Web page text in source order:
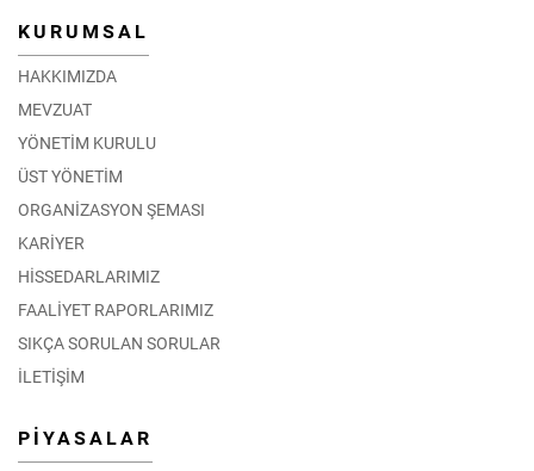
KURUMSAL
HAKKIMIZDA
MEVZUAT
YÖNETİM KURULU
ÜST YÖNETİM
ORGANİZASYON ŞEMASI
KARİYER
HİSSEDARLARIMIZ
FAALİYET RAPORLARIMIZ
SIKÇA SORULAN SORULAR
İLETİŞİM
PİYASALAR